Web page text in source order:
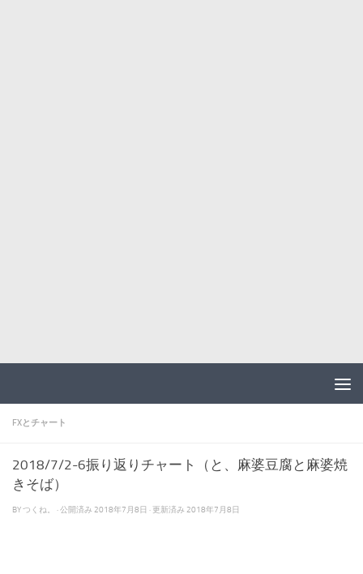
FXとチャート
2018/7/2-6振り返りチャート（と、麻婆豆腐と麻婆焼
きそば）
BYつくね。 · 公開済み 2018年7月8日 · 更新済み 2018年7月8日